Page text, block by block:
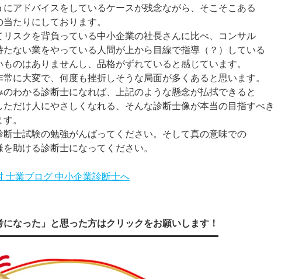
にアドバイスをしているケースが残念ながら、そこそこある
たりにしております。
リスクを背負っている中小企業の社長さんに比べ、コンサル
たない業をやっている人間が上から目線で指導（？）している
のはありませんし、品格がずれていると感じています。
に大変で、何度も挫折しそうな局面が多くあると思います。
のわかる診断士になれば、上記のような懸念が払拭できると
ただけ人にやさしくなれる、そんな診断士像が本当の目指すべき
。
断士試験の勉強がんばってください。そして真の意味での
助ける診断士になってください。
になった」と思った方はクリックをお願いします！